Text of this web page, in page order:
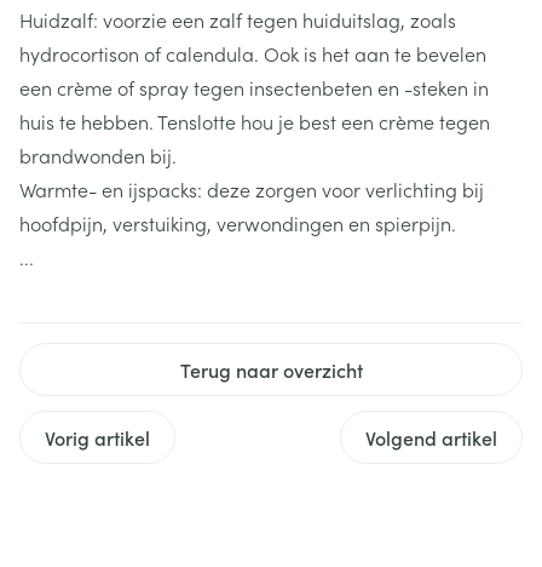
Huidzalf: voorzie een zalf tegen huiduitslag, zoals
hydrocortison of calendula. Ook is het aan te bevelen
een crème of spray tegen insectenbeten en -steken in
huis te hebben. Tenslotte hou je best een crème tegen
brandwonden bij.
Warmte- en ijspacks: deze zorgen voor verlichting bij
hoofdpijn, verstuiking, verwondingen en spierpijn.
...
Terug naar overzicht
Vorig artikel Volgend artikel